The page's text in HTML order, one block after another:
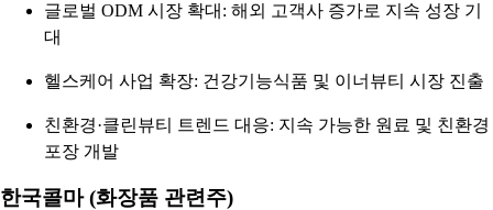
글로벌 ODM 시장 확대: 해외 고객사 증가로 지속 성장 기
대
헬스케어 사업 확장: 건강기능식품 및 이너뷰티 시장 진출
친환경·클린뷰티 트렌드 대응: 지속 가능한 원료 및 친환경
포장 개발
한국콜마 (화장품 관련주)